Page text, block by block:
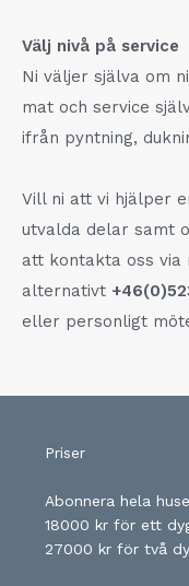
Välj nivå på service
Ni väljer själva om
mat och service
ifrån pyntning,
Vill ni att vi hjälper
utvalda delar samt
att kontakta oss via
alternativt
eller personligt
Priser
‍Abonnera hela
18000 kr för ett
27000 kr för två